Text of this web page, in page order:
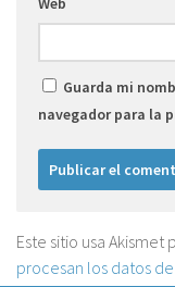
Guarda mi
navegador para la
Este sitio usa Akismet
procesan los datos